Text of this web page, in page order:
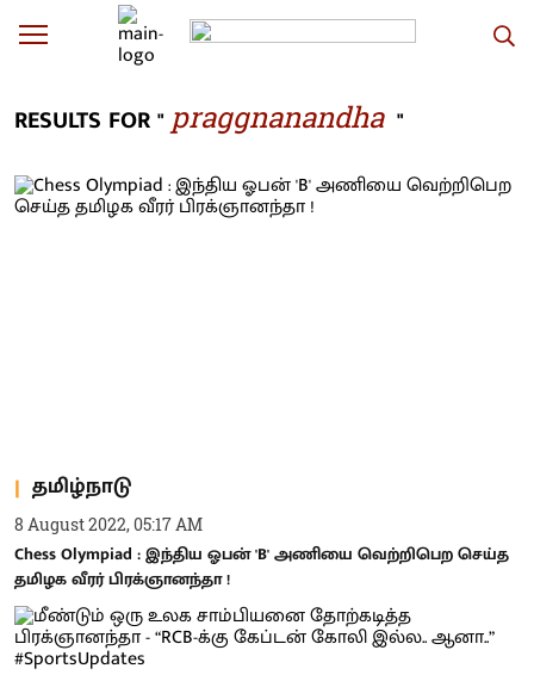
RESULTS FOR " praggnanandha "
தமிழ்நாடு
8 August 2022, 05:17 AM
Chess Olympiad : இந்திய ஓபன் 'B' அணியை வெற்றிபெற செய்த
தமிழக வீரர் பிரக்ஞானந்தா !